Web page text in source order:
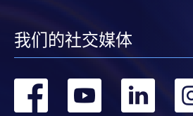
我们的社交媒体
转 转 转